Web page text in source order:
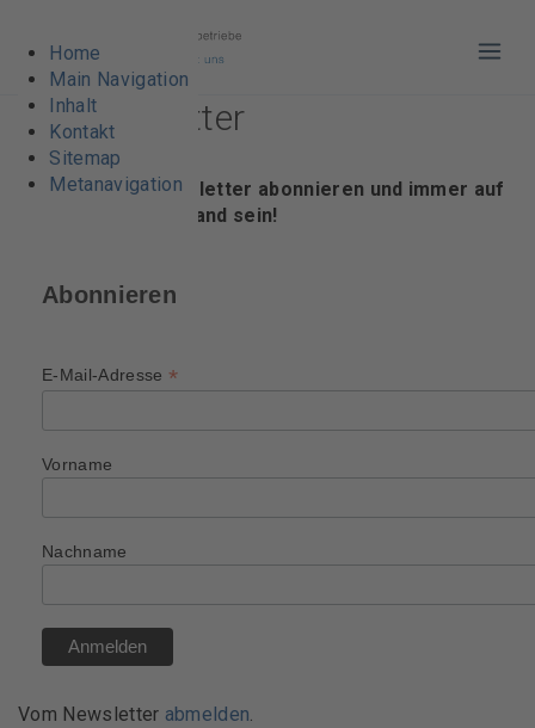
Home
Main Navigation
Inhalt
Kontakt
Sitemap
Metanavigation
vbl-Newsletter
Jetzt den vbl-Newsletter abonnieren und immer auf
dem aktuellsten Stand sein!
Abonnieren
E-Mail-Adresse *
Vorname
Nachname
Vom Newsletter abmelden.